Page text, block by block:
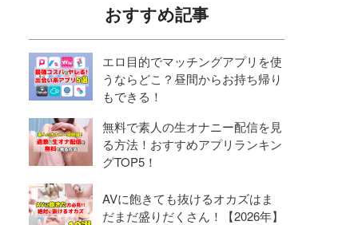
おすすめ記事
エロ目的でマッチングアプリを使
うならどこ？昼間からお持ち帰り
もできる！
無料で素人の生オナニー配信を見
る方法！おすすめアプリランキン
グTOP5！
AVに飽きても抜けるオカズはま
だまだ盛りだくさん！【2026年】